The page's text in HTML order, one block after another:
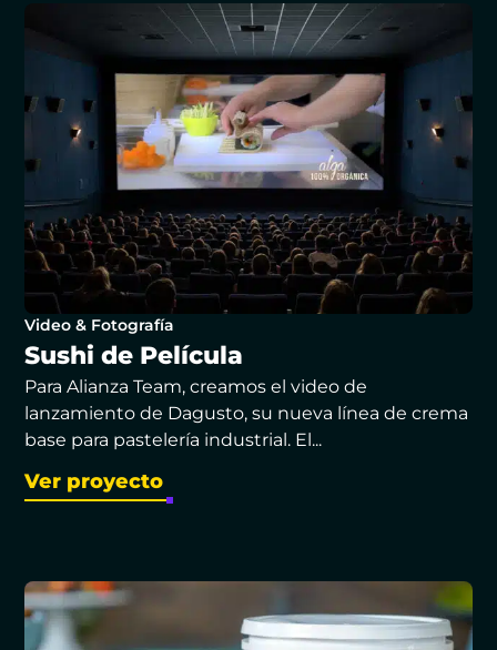
Video & Fotografía
Sushi de Película
Para Alianza Team, creamos el video de
lanzamiento de Dagusto, su nueva línea de crema
base para pastelería industrial. El...
Ver proyecto